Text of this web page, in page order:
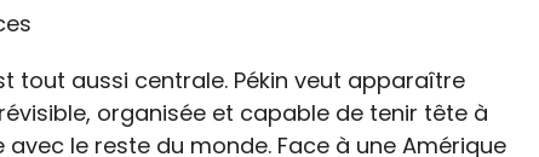
tout aussi centrale. Pékin veut apparaître
organisée et capable de tenir tête à
le reste du monde. Face à une Amérique